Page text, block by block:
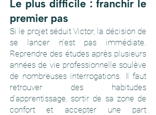
Le plus difficile : franchir le
premier pas
Si le projet séduit Victor, la décision de
se lancer n’est pas immédiate.
Reprendre des études après plusieurs
années de vie professionnelle soulève
de nombreuses interrogations. Il faut
retrouver des habitudes
d’apprentissage, sortir de sa zone de
confort et accepter une part